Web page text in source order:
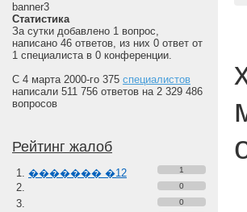
banner3
Статистика
За сутки добавлено 1 вопрос,
написано 46 ответов, из них 0 ответ от
1 специалиста в 0 конференции.
С 4 марта 2000-го 375 специалистов
написали 511 756 ответов на 2 329 486
вопросов
Рейтинг жалоб
������� �12
1
0
0